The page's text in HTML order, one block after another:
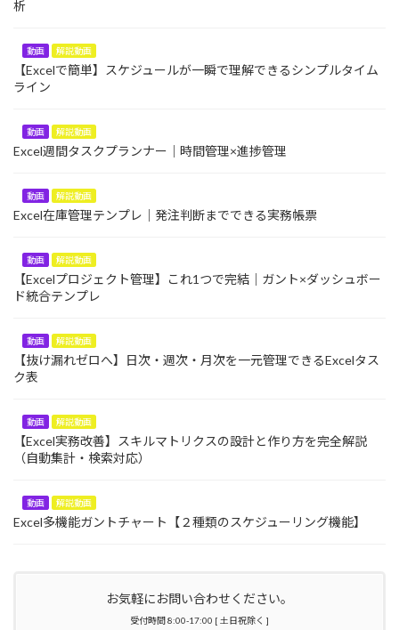
析
動画 解説動画
【Excelで簡単】スケジュールが一瞬で理解できるシンプルタイム
ライン
動画 解説動画
Excel週間タスクプランナー｜時間管理×進捗管理
動画 解説動画
Excel在庫管理テンプレ｜発注判断までできる実務帳票
動画 解説動画
【Excelプロジェクト管理】これ1つで完結｜ガント×ダッシュボー
ド統合テンプレ
動画 解説動画
【抜け漏れゼロへ】日次・週次・月次を一元管理できるExcelタス
ク表
動画 解説動画
【Excel実務改善】スキルマトリクスの設計と作り方を完全解説
（自動集計・検索対応）
動画 解説動画
Excel多機能ガントチャート【２種類のスケジューリング機能】
お気軽にお問い合わせください。
受付時間 8:00-17:00 [ 土日祝除く ]